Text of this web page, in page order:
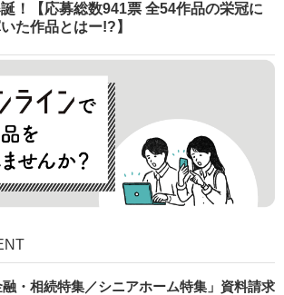
！【応募総数941票 全54作品の栄冠に
た作品とはー!?】
・相続特集／シニアホーム特集」資料請求